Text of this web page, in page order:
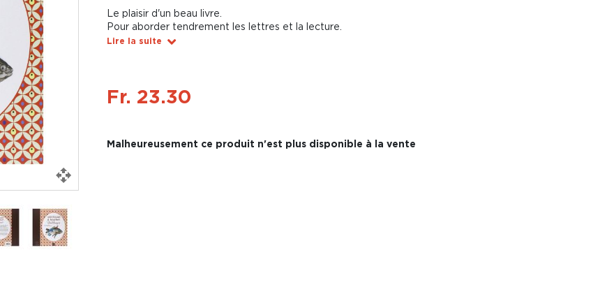
Le plaisir d'un beau livre.
Pour aborder tendrement les lettres et la lecture.
Lire la suite
Fr. 23.30
Malheureusement ce produit n'est plus disponible à la vente